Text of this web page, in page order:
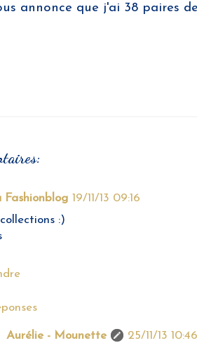
annonce que j'ai 38 paires
Fashionblog 19/11/13 09:16
:)
Aurélie - Mounette
25/11/13 10:46